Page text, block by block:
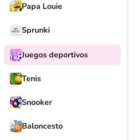
Papa Louie
Sprunki
Juegos deportivos
Tenis
Snooker
Baloncesto